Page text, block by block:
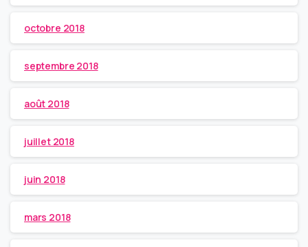
octobre 2018
septembre 2018
août 2018
juillet 2018
juin 2018
mars 2018